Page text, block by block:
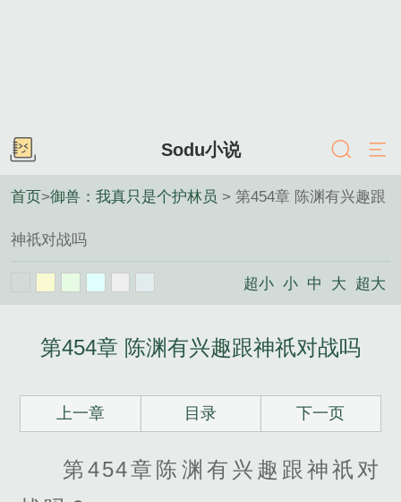
Sodu小说
首页>御兽：我真只是个护林员 > 第454章 陈渊有兴趣跟
神祇对战吗
超小 小 中 大 超大
第454章 陈渊有兴趣跟神祇对战吗
上一章 目录 下一页
第454章陈渊有兴趣跟神祇对